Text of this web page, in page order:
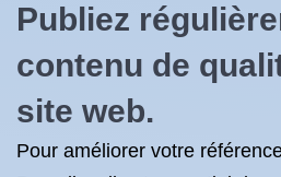
Publiez
contenu de
site web.
Pour améliorer votre